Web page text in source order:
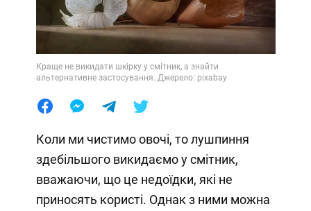
Лайфхаки
Краще не викидати шкірку у смітник, а знайти
альтернативне застосування. Джерело: pixabay
Коли ми чистимо овочі, то лушпиння
здебільшого викидаємо у смітник,
вважаючи, що це недоїдки, які не
приносять користі. Однак з ними можна